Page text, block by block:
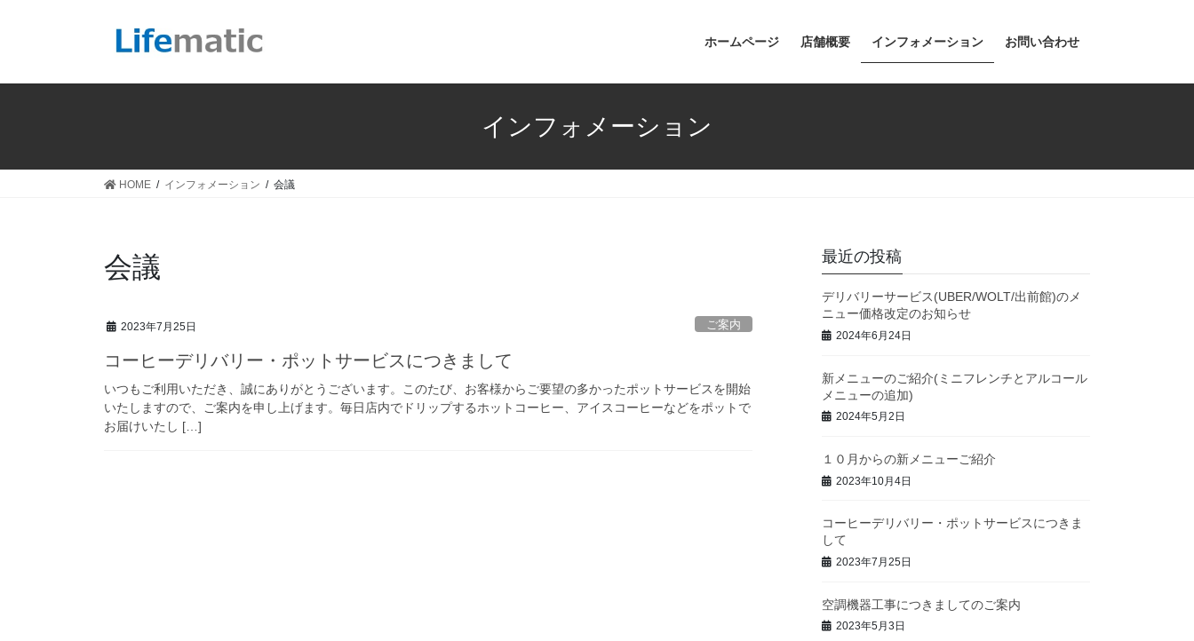
ホームページ 店舗概要 インフォメーション お問い合わせ
インフォメーション
HOME インフォメーション 会議
会議
2023年7月25日 ご案内
コーヒーデリバリー・ポットサービスにつきまして
いつもご利用いただき、誠にありがとうございます。このたび、お客様からご要望の多かったポットサービスを開始
いたしますので、ご案内を申し上げます。毎日店内でドリップするホットコーヒー、アイスコーヒーなどをポットで
お届けいたし […]
最近の投稿
デリバリーサービス(UBER/WOLT/出前館)のメ
ニュー価格改定のお知らせ
2024年6月24日
新メニューのご紹介(ミニフレンチとアルコール
メニューの追加)
2024年5月2日
１０月からの新メニューご紹介
2023年10月4日
コーヒーデリバリー・ポットサービスにつきま
して
2023年7月25日
空調機器工事につきましてのご案内
2023年5月3日